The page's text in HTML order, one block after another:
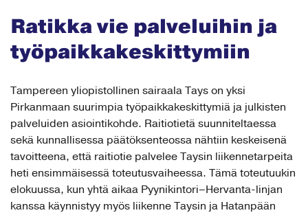
Ratikka vie palveluihin ja
työpaikkakeskittymiin
Tampereen yliopistollinen sairaala Tays on yksi
Pirkanmaan suurimpia työpaikkakeskittymiä ja julkisten
palveluiden asiointikohde. Raitiotietä suunniteltaessa
sekä kunnallisessa päätöksenteossa nähtiin keskeisenä
tavoitteena, että raitiotie palvelee Taysin liikennetarpeita
heti ensimmäisessä toteutusvaiheessa. Tämä toteutuukin
elokuussa, kun yhtä aikaa Pyynikintori–Hervanta-linjan
kanssa käynnistyy myös liikenne Taysin ja Hatanpään